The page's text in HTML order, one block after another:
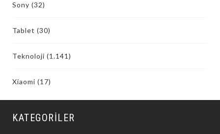
Sony (32)
Tablet (30)
Teknoloji (1.141)
Xiaomi (17)
KATEGORILER